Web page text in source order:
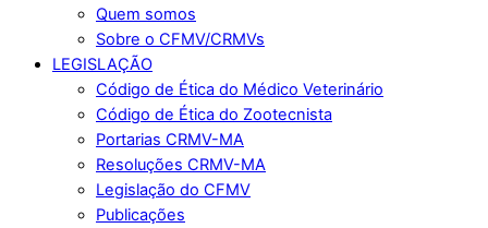
Quem somos
Sobre o CFMV/CRMVs
LEGISLAÇÃO
Código de Ética do Médico Veterinário
Código de Ética do Zootecnista
Portarias CRMV-MA
Resoluções CRMV-MA
Legislação do CFMV
Publicações